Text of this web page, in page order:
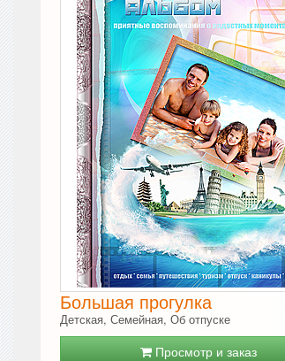
Большая прогулка
Детская, Семейная, Об отпуске
Просмотр и заказ